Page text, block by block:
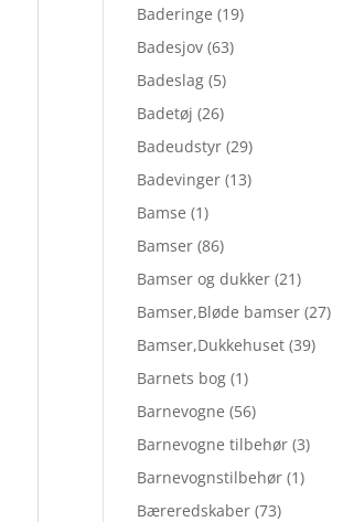
Baderinge (19)
Badesjov (63)
Badeslag (5)
Badetøj (26)
Badeudstyr (29)
Badevinger (13)
Bamse (1)
Bamser (86)
Bamser og dukker (21)
Bamser,Bløde bamser (27)
Bamser,Dukkehuset (39)
Barnets bog (1)
Barnevogne (56)
Barnevogne tilbehør (3)
Barnevognstilbehør (1)
Bæreredskaber (73)